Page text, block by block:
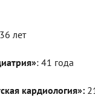
лет
: 41 года
кардиология»: